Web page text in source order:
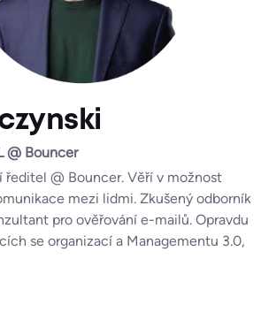
@ Bouncer
ředitel @ Bouncer. Věří v možnost
mezi lidmi. Zkušený odborník
pro ověřování e-mailů. Opravdu
se organizací a Managementu 3.0,